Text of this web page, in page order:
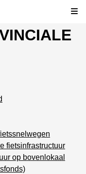
fietsinfrastructuur
op bovenlokaal